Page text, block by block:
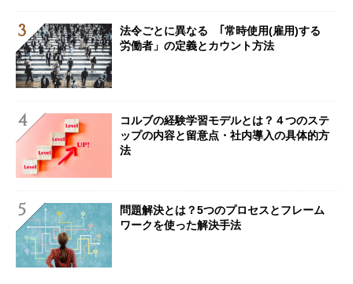
法令ごとに異なる ｢常時使用(雇用)する
労働者」の定義とカウント方法
コルブの経験学習モデルとは？４つのステ
ップの内容と留意点・社内導入の具体的方
法
問題解決とは？5つのプロセスとフレーム
ワークを使った解決手法